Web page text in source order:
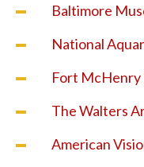
Baltimore
National
Fort
The Walters
American